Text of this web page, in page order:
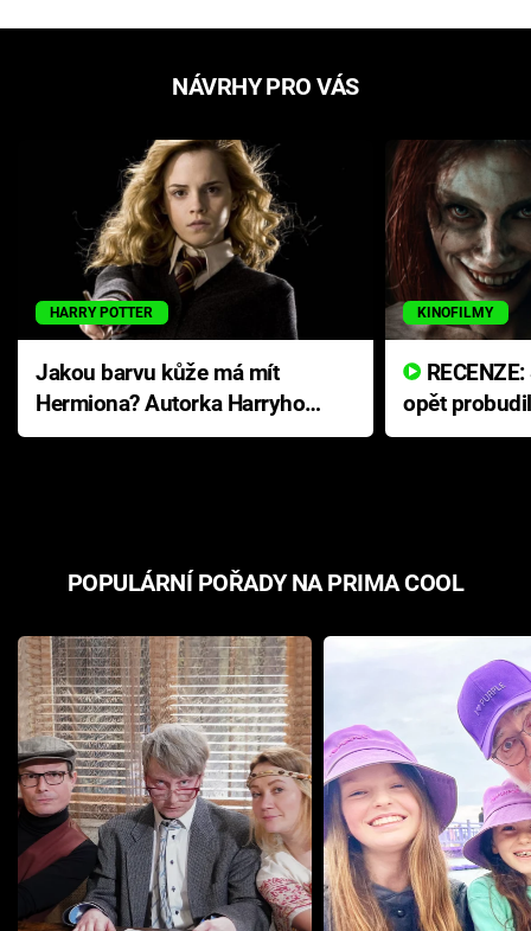
NÁVRHY PRO VÁS
HARRY POTTER
Jakou barvu kůže má mít
Hermiona? Autorka Harryho
Pottera přišla s ráznou
KINOFILMY
opět
přichází s
POPULÁRNÍ POŘADY NA PRIMA COOL